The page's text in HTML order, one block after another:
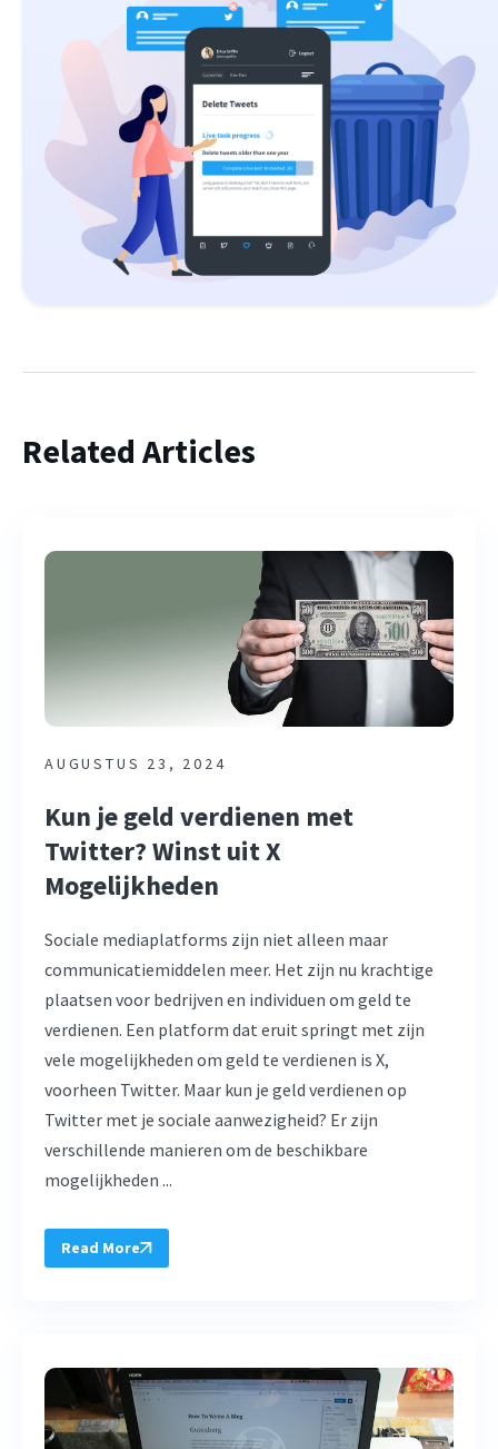
Related Articles
AUGUSTUS 23, 2024
Kun je geld verdienen met
Twitter? Winst uit X
Mogelijkheden
Sociale mediaplatforms zijn niet alleen maar
communicatiemiddelen meer. Het zijn nu krachtige
plaatsen voor bedrijven en individuen om geld te
verdienen. Een platform dat eruit springt met zijn
vele mogelijkheden om geld te verdienen is X,
voorheen Twitter. Maar kun je geld verdienen op
Twitter met je sociale aanwezigheid? Er zijn
verschillende manieren om de beschikbare
mogelijkheden ...
Read More